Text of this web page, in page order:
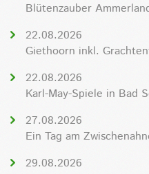
Blütenzauber
22.08.2026
Giethoorn inkl.
22.08.2026
Karl-May-Spiele in Bad
27.08.2026
Ein Tag am
29.08.2026